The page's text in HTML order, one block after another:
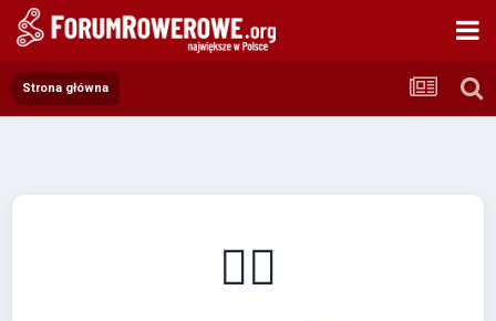
Strona główna
🚴‍♂️